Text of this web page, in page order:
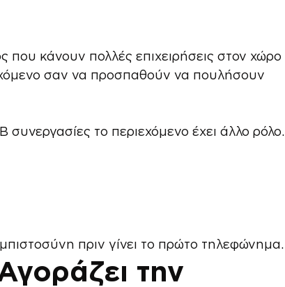
που κάνουν πολλές επιχειρήσεις στον χώρο
σαν να προσπαθούν να πουλήσουν
το περιεχόμενο έχει άλλο ρόλο.
πριν γίνει το πρώτο τηλεφώνημα.
την